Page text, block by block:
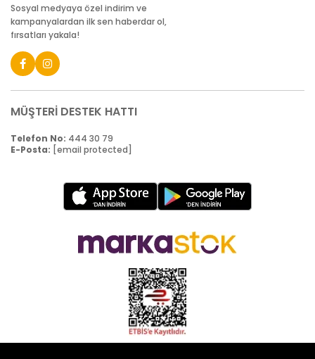
Sosyal medyaya özel indirim ve
kampanyalardan ilk sen haberdar ol,
fırsatları yakala!
MÜŞTERİ DESTEK HATTI
Telefon No: 444 30 79
E-Posta: [email protected]